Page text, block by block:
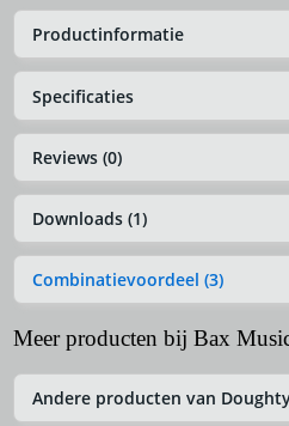
Productinformatie
Specificaties
Reviews (0)
Downloads (1)
Combinatievoordeel (3)
Meer producten bij Bax
Andere producten van